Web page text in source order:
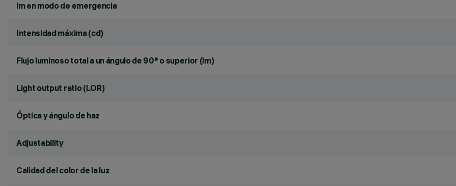
lm en modo de emergencia
Intensidad máxima (cd)
Flujo luminoso total a un ángulo de 90° o superior (lm)
Light output ratio (LOR)
Óptica y ángulo de haz
Adjustability
Calidad del color de la luz